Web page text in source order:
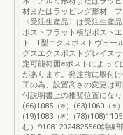
材またはラッピング形材 フ
〈受注生産品〉は受注生産
ポストフラット横型ポスト
トL-1型エクスポストヴェー
グスエクスポストグレイス
定可能範囲※ポストによっ
があります。発注前に取付
工の為、設置高さの変更は
付説明書上の推奨位置にな
(66)1085（※）(63)1060（※
(19)1083（※）
む）910812024825560斜線